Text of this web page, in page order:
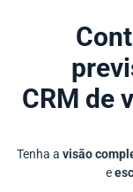
CRM de
Tenha a visão
e